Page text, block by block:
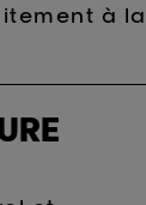
à